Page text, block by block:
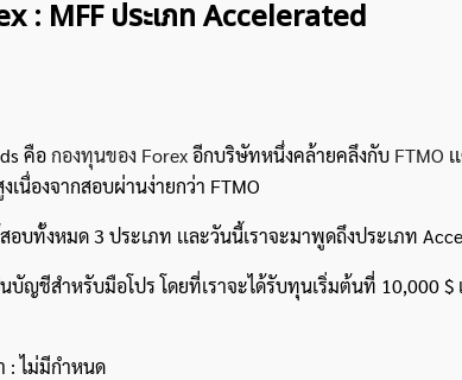
: MFF ประเภท Accelerated
คือกองทุนของ Forexอีกบริษัทหนึ่งคล้ายคลึงกับ FTMO
นื่องจากสอบผ่านง่ายกว่า FTMO
บทั้งหมด 3 ประเภท เเละวันนี้เราจะมาพูดถึงประเภท
ญชีสำหรับมือโปร โดยที่เราจะได้รับทุนเริ่มต้นที่ 10,000 $
: ไม่มีกำหนด